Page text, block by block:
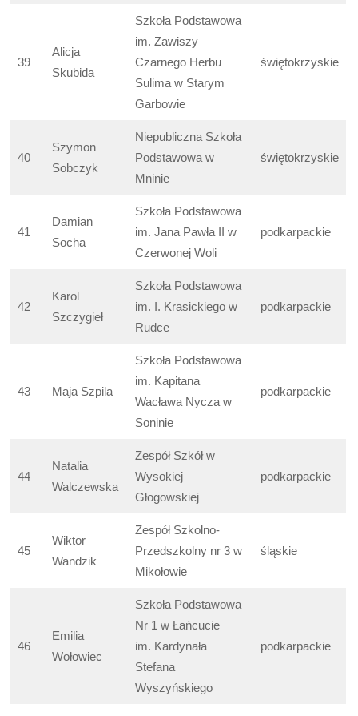
39
Alicja
Skubida
Szkoła Podstawowa
im. Zawiszy
Czarnego Herbu
Sulima w Starym
Garbowie
świętokrzyskie
40
Szymon
Sobczyk
Niepubliczna Szkoła
Podstawowa w
Mninie
świętokrzyskie
41
Damian
Socha
Szkoła Podstawowa
im. Jana Pawła II w
Czerwonej Woli
podkarpackie
42
Karol
Szczygieł
Szkoła Podstawowa
im. I. Krasickiego w
Rudce
podkarpackie
43 Maja Szpila
Szkoła Podstawowa
im. Kapitana
Wacława Nycza w
Soninie
podkarpackie
44
Natalia
Walczewska
Zespół Szkół w
Wysokiej
Głogowskiej
podkarpackie
45
Wiktor
Wandzik
Zespół Szkolno-
Przedszkolny nr 3 w
Mikołowie
śląskie
46
Emilia
Wołowiec
Szkoła Podstawowa
Nr 1 w Łańcucie
im. Kardynała
Stefana
Wyszyńskiego
podkarpackie